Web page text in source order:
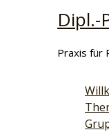
Dipl.-
Praxis für